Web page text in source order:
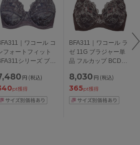
｜ワコール コ
フォートフィット
シリーズ ブラ
BCDEFカップ アン
ー 70/75/80/85cm
円 (税込)
pt獲得
BFA311｜ワコール ラ
ゼ 11G ブラジャー単
品 フルカップ BCDEF
70/75/80/85/90/95/10
0cm
8,030 円 (税込)
365pt獲得